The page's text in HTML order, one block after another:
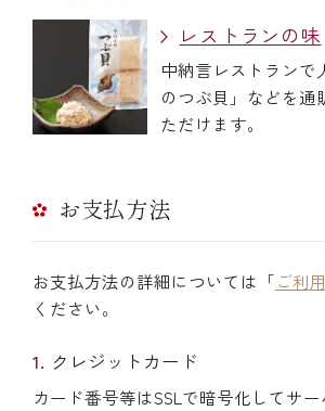
レストランの味
中納言レストランで
のつぶ貝」などを通
ただけます。
お支払方法
お支払方法の詳細については「ご利
ください。
クレジットカード
カード番号等はSSLで暗号化してサ